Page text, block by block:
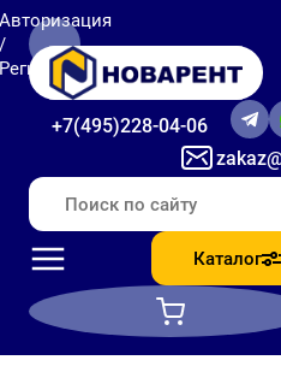
+7(495)228-04-06
Каталог